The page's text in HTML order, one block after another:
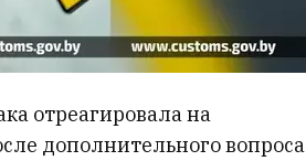
отреагировала на
дополнительного вопроса